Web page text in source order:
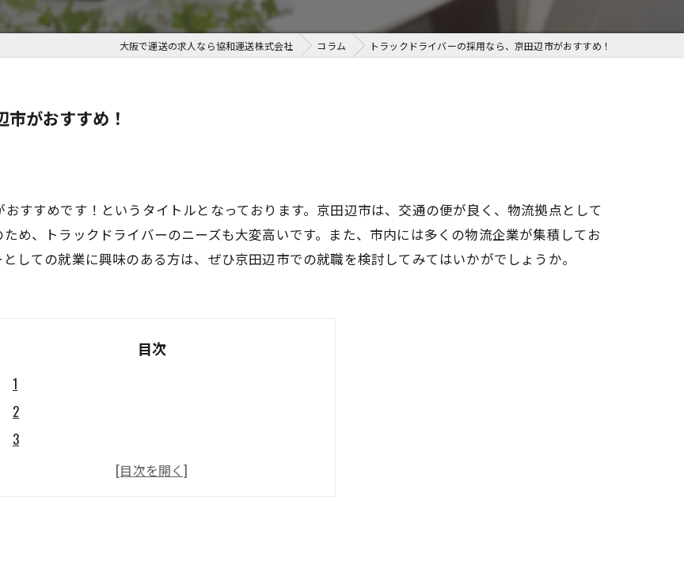
大阪で運送の求人なら協和運送株式会社 コラム トラックドライバーの採用なら、京田辺市がおすすめ！
がおすすめ！
すすめです！というタイトルとなっております。京田辺市は、交通の便が良く、物流拠点として
め、トラックドライバーのニーズも大変高いです。また、市内には多くの物流企業が集積してお
しての就業に興味のある方は、ぜひ京田辺市での就職を検討してみてはいかがでしょうか。
目次
1
2
3